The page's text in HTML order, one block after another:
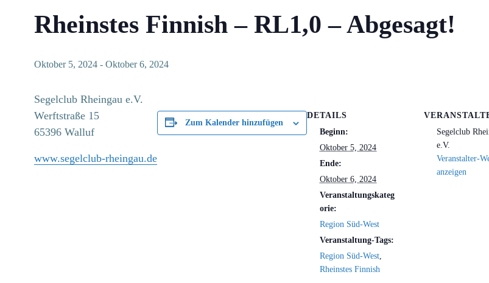
Rheinstes Finnish – RL1,0 – Abgesagt!
Oktober 5, 2024 - Oktober 6, 2024
Segelclub Rheingau e.V.
Werftstraße 15
65396 Walluf
www.segelclub-rheingau.de
Zum Kalender hinzufügen
DETAILS
Beginn:
Oktober 5, 2024
Ende:
Oktober 6, 2024
Veranstaltungskateg
orie:
Region Süd-West
Veranstaltung-Tags:
Region Süd-West,
Rheinstes Finnish
Segelclub
e.V.
Veranstalter-
anzeigen